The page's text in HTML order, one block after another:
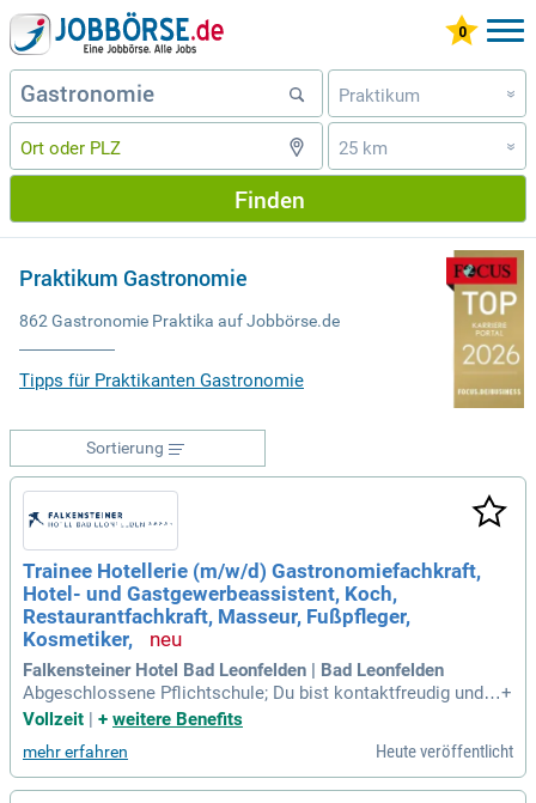
Praktikum »
25 km »
Finden
Praktikum Gastronomie
862 Gastronomie Praktika auf Jobbörse.de
Tipps für Praktikanten Gastronomie
Sortierung
Trainee Hotellerie (m/w/d) Gastronomiefachkraft,
Hotel- und Gastgewerbeassistent, Koch,
Restaurantfachkraft, Masseur, Fußpfleger,
Kosmetiker,
Falkensteiner Hotel Bad Leonfelden | Bad Leonfelden
Abgeschlossene Pflichtschule; Du bist kontaktfreudig und g
ehst offen auf Menschen zu; Du hast idealerweise erste Erfa
n Form eines Praktikums; Sehr gute Kenntnisse der deutsch
en Sprache, jede weitere
+
Vollzeit | + weitere Benefits
mehr erfahren Heute veröffentlicht